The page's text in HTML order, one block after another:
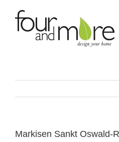
content
Markisen Sankt Oswald-